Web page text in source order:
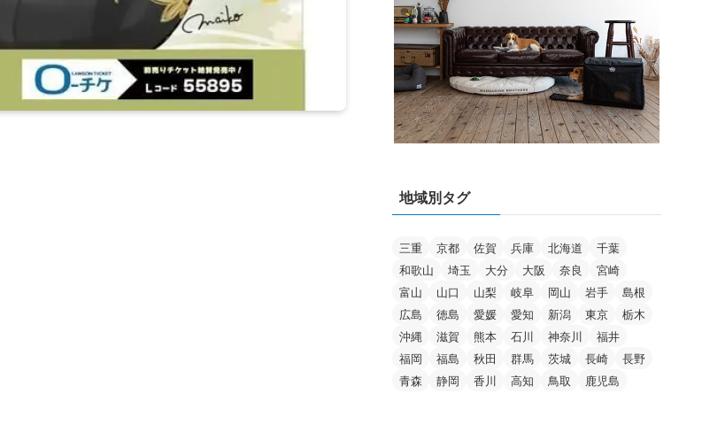
地域別タグ
三重 京都 佐賀 兵庫 北海道
千葉
和歌山
埼玉 大分 大阪 奈良
宮崎
富山
山口 山梨 岐阜 岡山 岩手
島根
広島
徳島 愛媛 愛知 新潟 東京
栃木
沖縄
滋賀 熊本 石川 神奈川
福井
福岡
福島 秋田 群馬 茨城 長崎
長野
青森
静岡 香川 高知 鳥取 鹿児島